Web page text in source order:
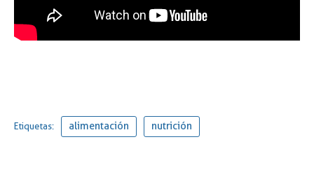
Etiquetas: alimentación nutrición